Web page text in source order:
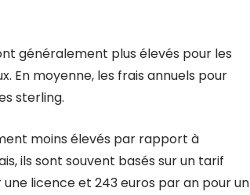
généralement plus élevés pour les
En moyenne, les frais annuels pour
sterling.
moins élevés par rapport à
ils sont souvent basés sur un tarif
licence et 243 euros par an pour un